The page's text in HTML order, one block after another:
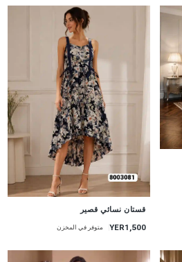
قستان نسائي قصير
YER1,500 متوفر في المخزن